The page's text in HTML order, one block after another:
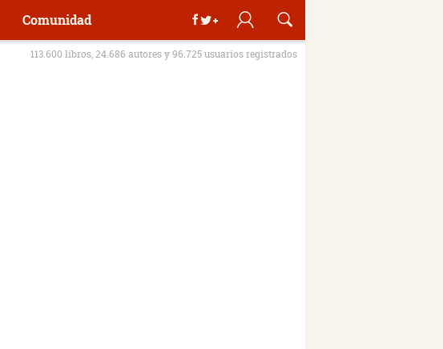
Comunidad
113.600 libros, 24.686 autores y 96.725 usuarios registrados